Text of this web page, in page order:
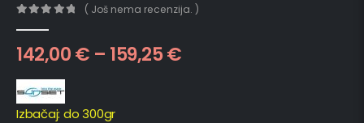
( Još nema recenzija. )
142,00€ – 159,25€
Izbačaj: do 300gr